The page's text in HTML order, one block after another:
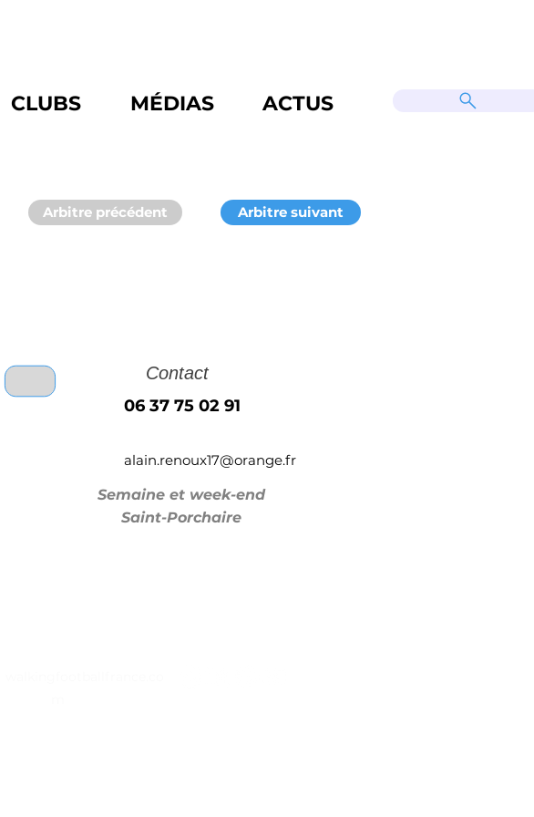
CLUBS MÉDIAS ACTUS
Arbitre précédent Arbitre suivant
06 37 75 02 91
Contact
alain.renoux17@orange.fr
Semaine et week-end
Saint-Porchaire